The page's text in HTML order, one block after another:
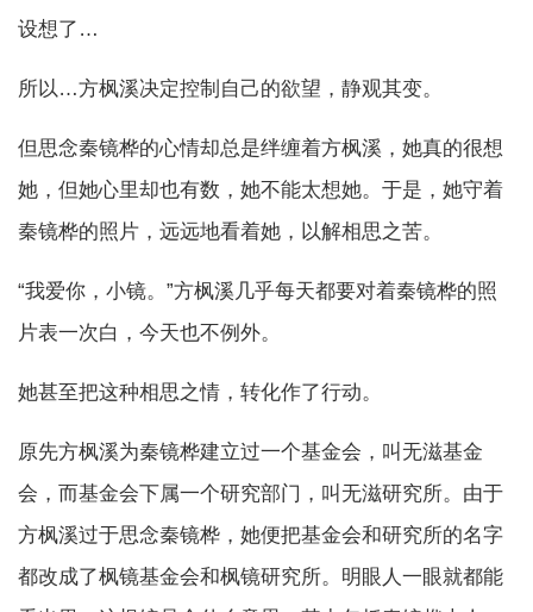
设想了…
所以…方枫溪决定控制自己的欲望，静观其变。
但思念秦镜桦的心情却总是绊缠着方枫溪，她真的很想
她，但她心里却也有数，她不能太想她。于是，她守着
秦镜桦的照片，远远地看着她，以解相思之苦。
“我爱你，小镜。”方枫溪几乎每天都要对着秦镜桦的照
片表一次白，今天也不例外。
她甚至把这种相思之情，转化作了行动。
原先方枫溪为秦镜桦建立过一个基金会，叫无滋基金
会，而基金会下属一个研究部门，叫无滋研究所。由于
方枫溪过于思念秦镜桦，她便把基金会和研究所的名字
都改成了枫镜基金会和枫镜研究所。明眼人一眼就都能